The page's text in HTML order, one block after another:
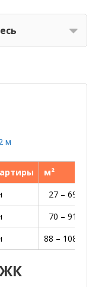
м
м²
27 – 69 м2
70 – 91 м2
88 – 108 м2